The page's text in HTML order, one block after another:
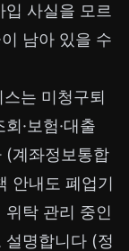
입 사실을 모르
남아 있을 수
는 미청구퇴
·보험·대출
(계좌정보통합
안내도 폐업기
탁 관리 중인
설명합니다 (정